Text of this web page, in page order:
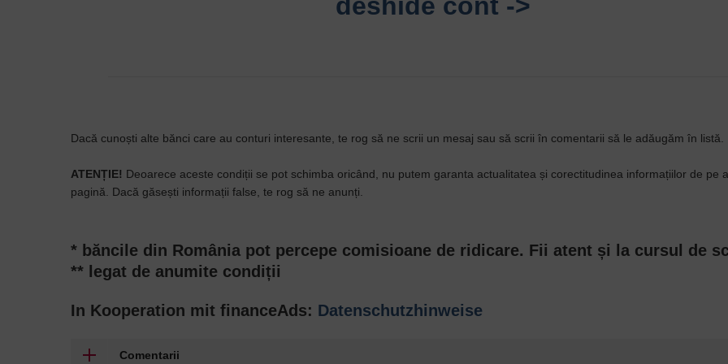
Dacă cunoști alte bănci care au conturi interesante, te rog să ne scrii un mesaj sau să scrii în comentarii să le adăugăm în listă.
ATENȚIE! Deoarece aceste condiții se pot schimba oricând, nu putem garanta actualitatea și corectitudinea informațiilor de pe
pagină. Dacă găsești informații false, te rog să ne anunți.
​* băncile din România pot percepe comisioane de ridicare. Fii atent și la cursul de
** legat de anumite condiții
In Kooperation mit financeAds: Datenschutzhinweise
Comentarii